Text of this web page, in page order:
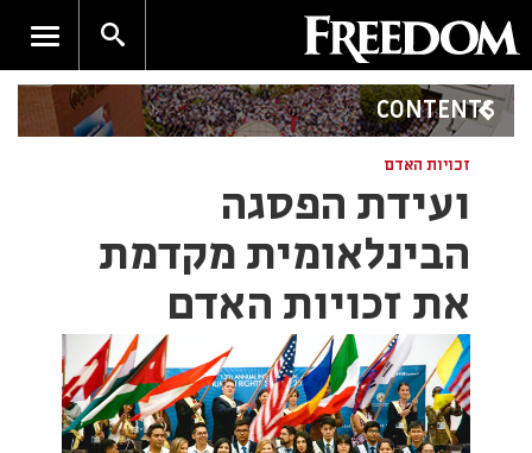
CONTENTS
זכויות האדם
ועידת הפסגה
הבינלאומית מקדמת
את זכויות האדם